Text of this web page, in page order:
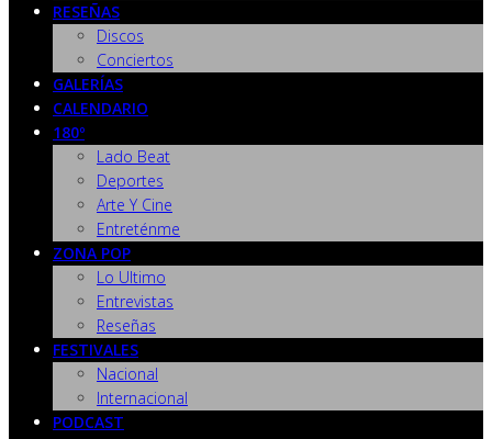
RESEÑAS
Discos
Conciertos
GALERÍAS
CALENDARIO
180º
Lado Beat
Deportes
Arte Y Cine
Entreténme
ZONA POP
Lo Ultimo
Entrevistas
Reseñas
FESTIVALES
Nacional
Internacional
PODCAST